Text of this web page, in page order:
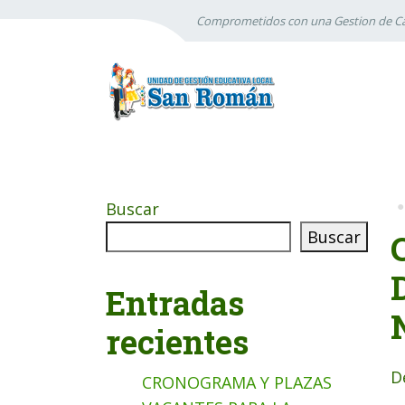
Comprometidos con una Gestion de
Buscar
Buscar
Entradas
recientes
CRONOGRAMA Y PLAZAS